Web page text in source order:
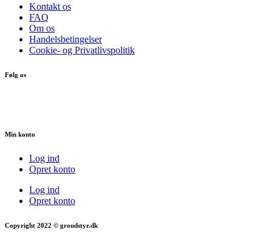
Kontakt os
FAQ
Om os
Handelsbetingelser
Cookie- og Privatlivspolitik
Følg os
Min konto
Log ind
Opret konto
Log ind
Opret konto
Copyright 2022 © groudstyr.dk